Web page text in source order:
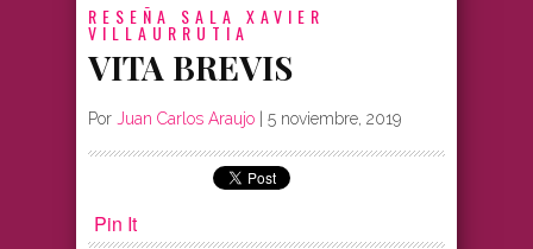
RESEÑA SALA XAVIER
VILLAURRUTIA
VITA BREVIS
Por Juan Carlos Araujo | 5 noviembre, 2019
Pin It